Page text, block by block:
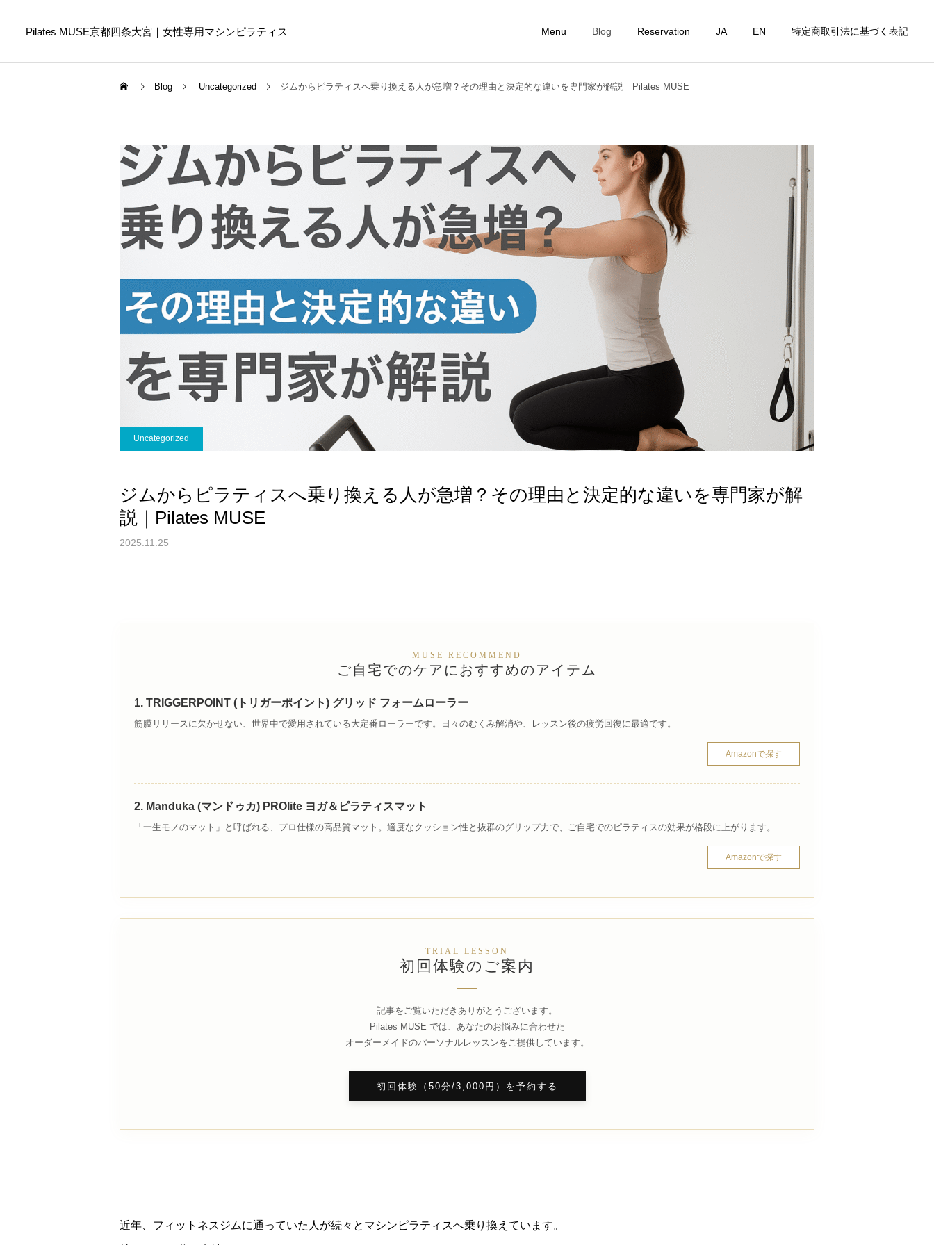
Pilates MUSE京都四条大宮｜女性専用マシンピラティス Menu Blog Reservation JA EN 特定商取引法に基づく表記
Online Pilates First Lesson Personal Ticket Personal Lesson
ピラティスコラム
ピラティスは筋トレの代わ
りになる？違いや目的に合
わせた選び方を解説
ピラティスコラム
美容のために今日からやめ
たい5つの生活習慣｜内側
からきれいを育てる第一歩
ピラティスコラム
インナービューティーと
は？今日から始める身体の
中からの美容習慣
ピラティスコラム
たんぱく質不足は美容の
敵？女性が毎日意識したい
栄養習慣
Blog Uncategorized ジムからピラティスへ乗り換える人が急増？その理由と決定的な違いを専門家が解説｜Pilates MUSE
Uncategorized
ジムからピラティスへ乗り換える人が急増？その理由と決定的な違いを専門家が解
説｜Pilates MUSE
2025.11.25
MUSE RECOMMEND
ご自宅でのケアにおすすめのアイテム
1. TRIGGERPOINT (トリガーポイント) グリッド フォームローラー
筋膜リリースに欠かせない、世界中で愛用されている大定番ローラーです。日々のむくみ解消や、レッスン後の疲労回復に最適です。
Amazonで探す
2. Manduka (マンドゥカ) PROlite ヨガ＆ピラティスマット
「一生モノのマット」と呼ばれる、プロ仕様の高品質マット。適度なクッション性と抜群のグリップ力で、ご自宅でのピラティスの効果が格段に上がります。
Amazonで探す
TRIAL LESSON
初回体験のご案内
記事をご覧いただきありがとうございます。
Pilates MUSE では、あなたのお悩みに合わせた
オーダーメイドのパーソナルレッスンをご提供しています。
初回体験（50分/3,000円）を予約する
近年、フィットネスジムに通っていた人が続々とマシンピラティスへ乗り換えています。